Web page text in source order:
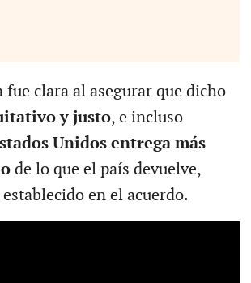
fue clara al asegurar que dicho
y justo, e incluso
Unidos entrega más
de lo que el país devuelve,
en el acuerdo.